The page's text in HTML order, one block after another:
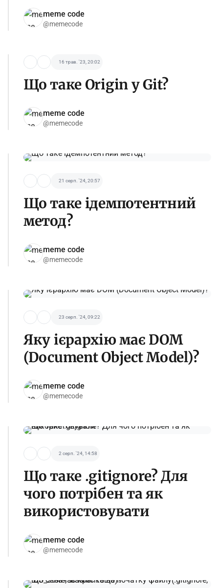
meme code
@memecode
16 трав. '23, 20:02
Що таке Origin у Git?
meme code
@memecode
21 серп. '24, 20:57
Що таке ідемпотентний
метод?
meme code
@memecode
23 серп. '24, 09:22
Яку ієрархію має DOM
(Document Object Model)?
meme code
@memecode
2 серп. '24, 14:58
Що таке .gitignore? Для
чого потрібен та як
використовувати
meme code
@memecode